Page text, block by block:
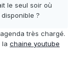
le seul soir où
?
très chargé.
la chaine youtube